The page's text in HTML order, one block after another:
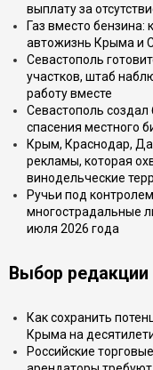
выплату за
Газ вместо бензина:
автожизнь Крыма и
Севастополь
участков, штаб
работу вместе
Севастополь
спасения местного
Крым, Краснодар,
рекламы, которая
винодельческие
Ручьи под
многострадальные
июля 2026 года
Выбор редакции
Как сохранить
Крыма на
Российские